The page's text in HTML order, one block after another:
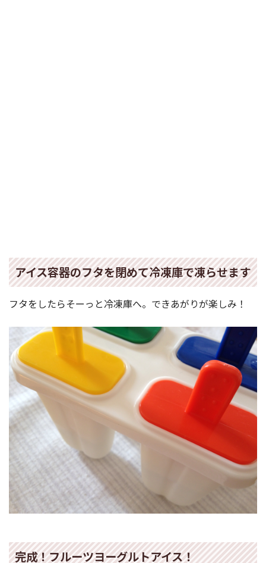
アイス容器のフタを閉めて冷凍庫で凍らせます
フタをしたらそーっと冷凍庫へ。できあがりが楽しみ！
完成！フルーツヨーグルトアイス！